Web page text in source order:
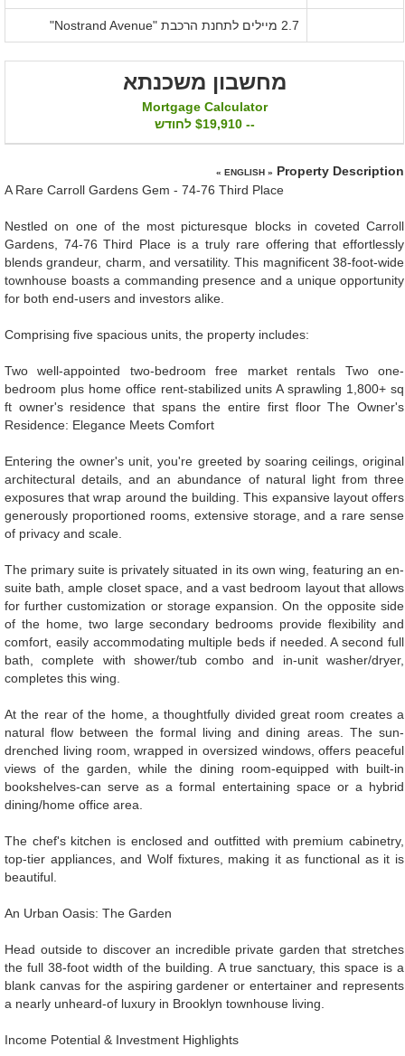
2.7 מיילים לתחנת הרכבת "Nostrand Avenue"
מחשבון משכנתא
Mortgage Calculator
--
$19,910 לחודש
Property Description
« ENGLISH »
A Rare Carroll Gardens Gem - 74-76 Third Place
Nestled on one of the most picturesque blocks in coveted Carroll
Gardens, 74-76 Third Place is a truly rare offering that effortlessly
blends grandeur, charm, and versatility. This magnificent 38-foot-wide
townhouse boasts a commanding presence and a unique opportunity
for both end-users and investors alike.
Comprising five spacious units, the property includes:
Two well-appointed two-bedroom free market rentals Two one-
bedroom plus home office rent-stabilized units A sprawling 1,800+ sq
ft owner's residence that spans the entire first floor The Owner's
Residence: Elegance Meets Comfort
Entering the owner's unit, you're greeted by soaring ceilings, original
architectural details, and an abundance of natural light from three
exposures that wrap around the building. This expansive layout offers
generously proportioned rooms, extensive storage, and a rare sense
of privacy and scale.
The primary suite is privately situated in its own wing, featuring an en-
suite bath, ample closet space, and a vast bedroom layout that allows
for further customization or storage expansion. On the opposite side
of the home, two large secondary bedrooms provide flexibility and
comfort, easily accommodating multiple beds if needed. A second full
bath, complete with shower/tub combo and in-unit washer/dryer,
completes this wing.
At the rear of the home, a thoughtfully divided great room creates a
natural flow between the formal living and dining areas. The sun-
drenched living room, wrapped in oversized windows, offers peaceful
views of the garden, while the dining room-equipped with built-in
bookshelves-can serve as a formal entertaining space or a hybrid
dining/home office area.
The chef's kitchen is enclosed and outfitted with premium cabinetry,
top-tier appliances, and Wolf fixtures, making it as functional as it is
beautiful.
An Urban Oasis: The Garden
Head outside to discover an incredible private garden that stretches
the full 38-foot width of the building. A true sanctuary, this space is a
blank canvas for the aspiring gardener or entertainer and represents
a nearly unheard-of luxury in Brooklyn townhouse living.
Income Potential & Investment Highlights